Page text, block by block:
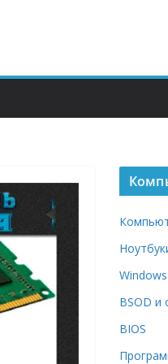
Windows
BSOD и
BIOS